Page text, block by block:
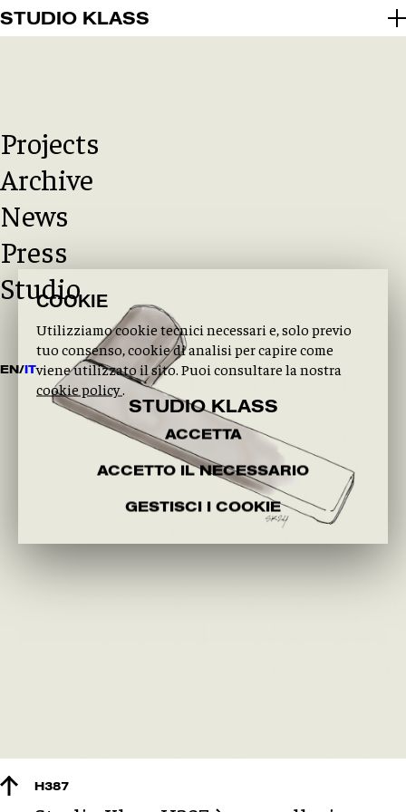
STUDIO KLASS
Projects
Archive
News
Press
Studio
EN/IT
STUDIO KLASS
H387
COOKIE
Utilizziamo cookie tecnici necessari e, solo previo
tuo consenso, cookie di analisi per capire come
viene utilizzato il sito. Puoi consultare la nostra
cookie policy
ACCETTA
ACCETTO IL NECESSARIO
GESTISCI I COOKIE